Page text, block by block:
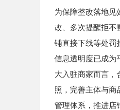
为保障整改落地见
改、多次提醒拒不
铺直接下线等处罚
信息透明度已成为
大入驻商家而言，
照，完善主体与商
管理体系，推进店